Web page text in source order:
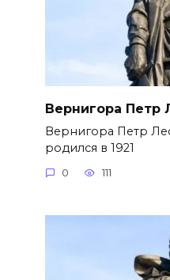
Вернигора Петр
Вернигора Петр
родился в 1921
0 111